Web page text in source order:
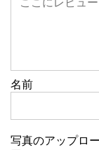
名前
写真のアップロ